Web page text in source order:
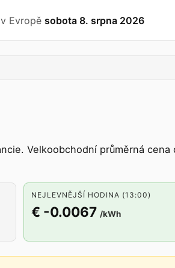
Evropě sobota 8. srpna 2026
Velkoobchodní průměrná
NEJLEVNĚJŠÍ HODINA (13:00)
€ -0.0067 /kWh